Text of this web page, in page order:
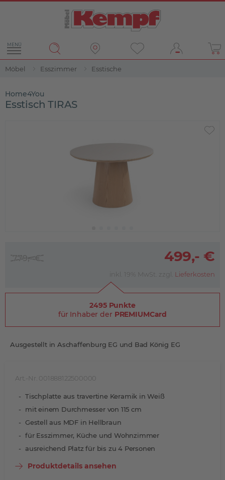
MENÜ
Möbel Esszimmer Esstische
Home4You
Esstisch TIRAS
Art.-Nr. 001888122500000
Tischplatte aus travertine Keramik in Weiß
mit einem Durchmesser von 115 cm
Gestell aus MDF in Hellbraun
für Esszimmer, Küche und Wohnzimmer
ausreichend Platz für bis zu 4 Personen
Produktdetails ansehen
499,- €
779,- €
inkl. 19% MwSt. zzgl. Lieferkosten
2495 Punkte
für Inhaber der PREMIUMCard
Ausgestellt in Aschaffenburg EG und Bad König EG